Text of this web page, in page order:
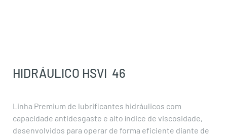
HIDRÁULICO HSVI 46
Linha Premium de lubrificantes hidráulicos com
capacidade antidesgaste e alto índice de viscosidade,
desenvolvidos para operar de forma eficiente diante de